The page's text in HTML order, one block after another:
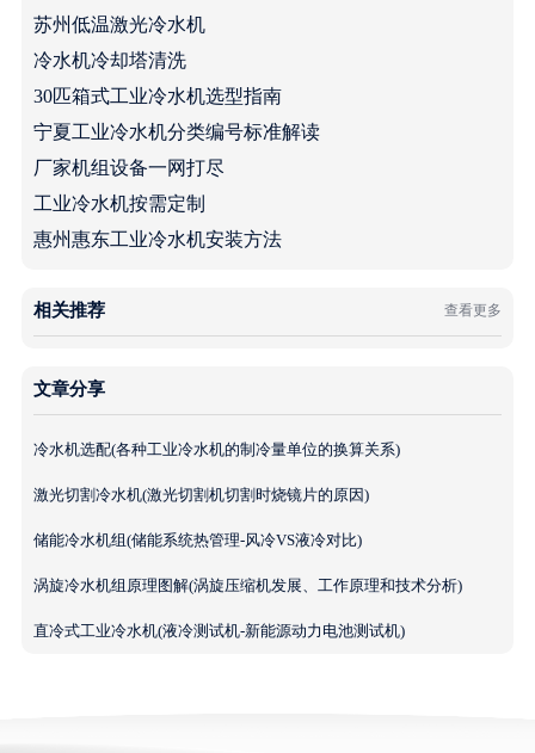
苏州低温激光冷水机
冷水机冷却塔清洗
30匹箱式工业冷水机选型指南
宁夏工业冷水机分类编号标准解读
厂家机组设备一网打尽
工业冷水机按需定制
惠州惠东工业冷水机安装方法
相关推荐 查看更多
文章分享
冷水机选配(各种工业冷水机的制冷量单位的换算关系)
激光切割冷水机(激光切割机切割时烧镜片的原因)
储能冷水机组(储能系统热管理-风冷VS液冷对比)
涡旋冷水机组原理图解(涡旋压缩机发展、工作原理和技术分析)
直冷式工业冷水机(液冷测试机-新能源动力电池测试机)